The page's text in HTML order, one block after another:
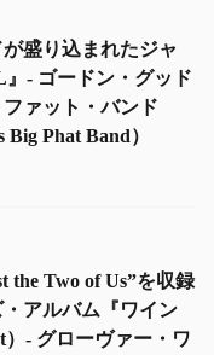
盛り込まれたジャ
- ゴードン・グッド
ァット・バンド
Big Phat Band）
the Two of Us”を収録
アルバム『ワイン
- グローヴァー・ワ